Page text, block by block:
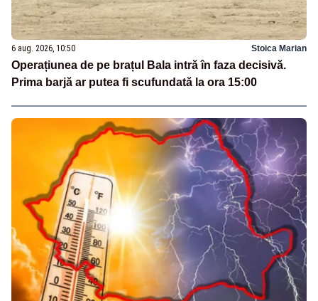
6 aug. 2026, 10:50 Stoica Marian
Operațiunea de pe brațul Bala intră în faza decisivă.
Prima barjă ar putea fi scufundată la ora 15:00